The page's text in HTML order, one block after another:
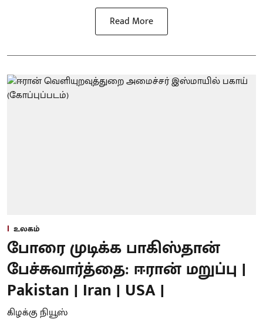
Read More
உலகம்
போரை முடிக்க பாகிஸ்தான்
பேச்சுவார்த்தை: ஈரான் மறுப்பு |
Pakistan | Iran | USA |
கிழக்கு நியூஸ்